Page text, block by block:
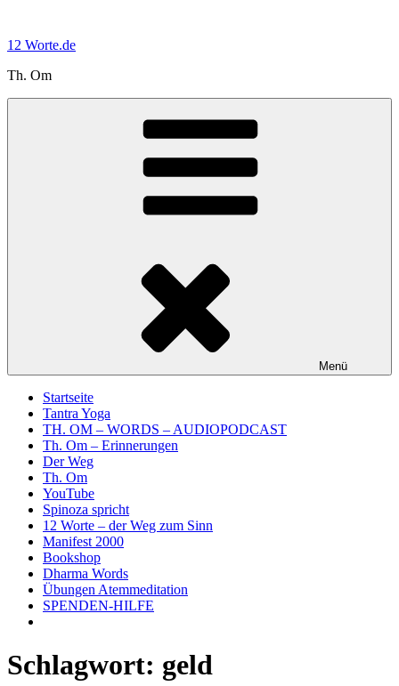
springen
12 Worte.de
Th. Om
Menü
Startseite
Tantra Yoga
TH. OM – WORDS – AUDIOPODCAST
Th. Om – Erinnerungen
Der Weg
Th. Om
YouTube
Spinoza spricht
12 Worte – der Weg zum Sinn
Manifest 2000
Bookshop
Dharma Words
Übungen Atemmeditation
SPENDEN-HILFE
Schlagwort: geld